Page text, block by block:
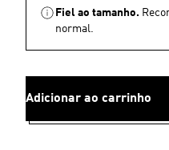
Fiel ao tamanho.
normal.
Adicionar ao carrinho